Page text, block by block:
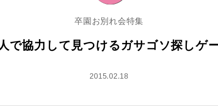
卒園お別れ会特集
で協力して見つけるガサゴソ探しゲ
2015.02.18